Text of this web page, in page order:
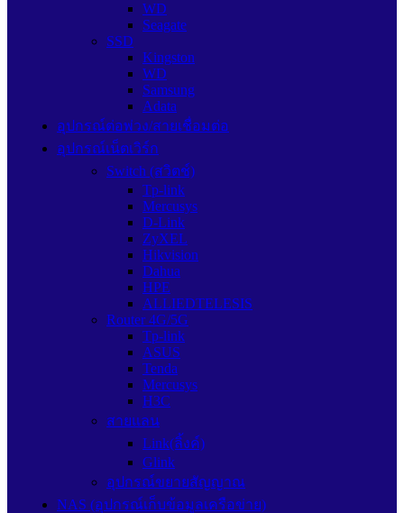
WD
Seagate
SSD
Kingston
WD
Samsung
Adata
อุปกรณ์ต่อพ่วง/สายเชื่อมต่อ
อุปกรณ์เน็ตเวิร์ก
Switch (สวิตช์)
Tp-link
Mercusys
D-Link
ZyXEL
Hikvision
Dahua
HPE
ALLIEDTELESIS
Router 4G/5G
Tp-link
ASUS
Tenda
Mercusys
H3C
สายแลน
Link(ลิ้งค์)
Glink
อุปกรณ์ขยายสัญญาณ
NAS (อุปกรณ์เก็บข้อมูลเครือข่าย)